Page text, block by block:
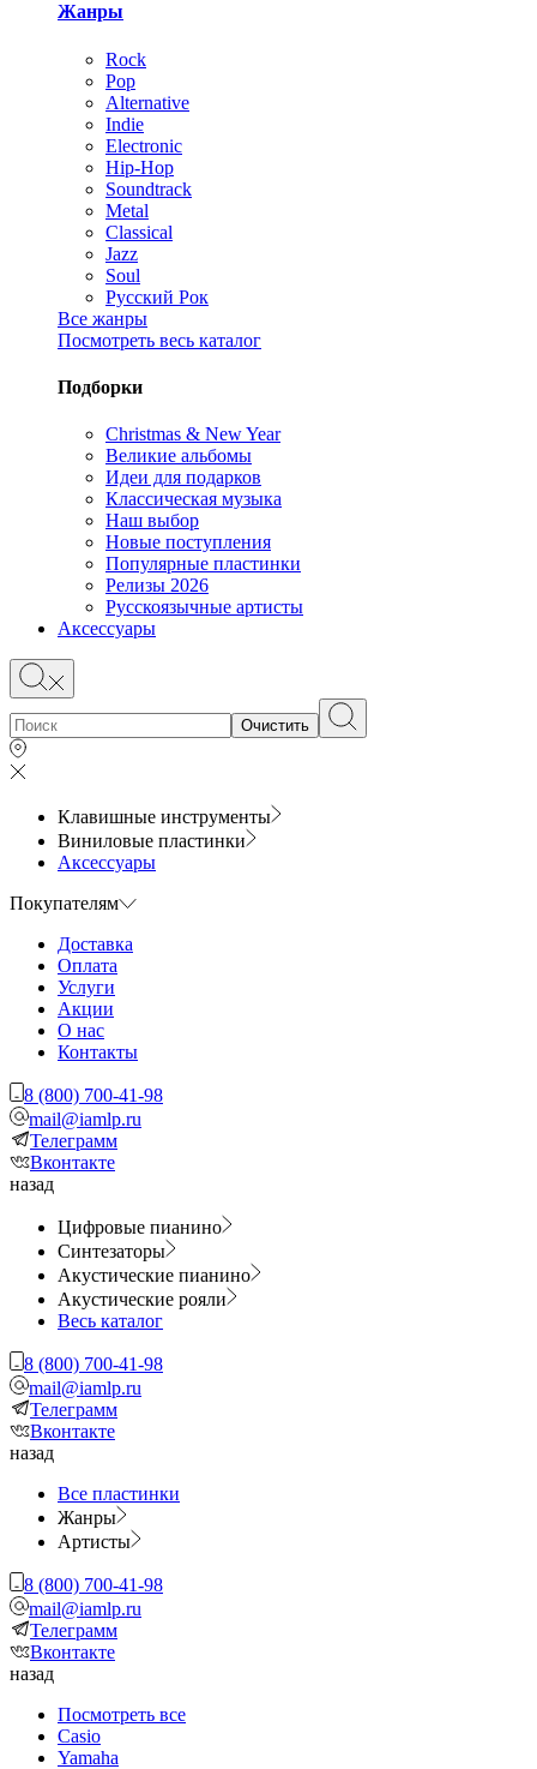
Жанры
Rock
Pop
Alternative
Indie
Electronic
Hip-Hop
Soundtrack
Metal
Classical
Jazz
Soul
Русский Рок
Все жанры
Посмотреть весь каталог
Подборки
Christmas & New Year
Великие альбомы
Идеи для подарков
Классическая музыка
Наш выбор
Новые поступления
Популярные пластинки
Релизы 2026
Русскоязычные артисты
Аксессуары
Очистить
Клавишные инструменты
Виниловые пластинки
Аксессуары
Покупателям
Доставка
Оплата
Услуги
Акции
О нас
Контакты
8 (800) 700-41-98
mail@iamlp.ru
Телеграмм
Вконтакте
назад
Цифровые пианино
Синтезаторы
Акустические пианино
Акустические рояли
Весь каталог
8 (800) 700-41-98
mail@iamlp.ru
Телеграмм
Вконтакте
назад
Все пластинки
Жанры
Артисты
8 (800) 700-41-98
mail@iamlp.ru
Телеграмм
Вконтакте
назад
Посмотреть все
Casio
Yamaha